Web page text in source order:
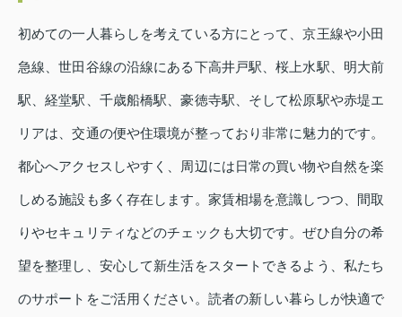
初めての一人暮らしを考えている方にとって、京王線や小田
急線、世田谷線の沿線にある下高井戸駅、桜上水駅、明大前
駅、経堂駅、千歳船橋駅、豪徳寺駅、そして松原駅や赤堤エ
リアは、交通の便や住環境が整っており非常に魅力的です。
都心へアクセスしやすく、周辺には日常の買い物や自然を楽
しめる施設も多く存在します。家賃相場を意識しつつ、間取
りやセキュリティなどのチェックも大切です。ぜひ自分の希
望を整理し、安心して新生活をスタートできるよう、私たち
のサポートをご活用ください。読者の新しい暮らしが快適で